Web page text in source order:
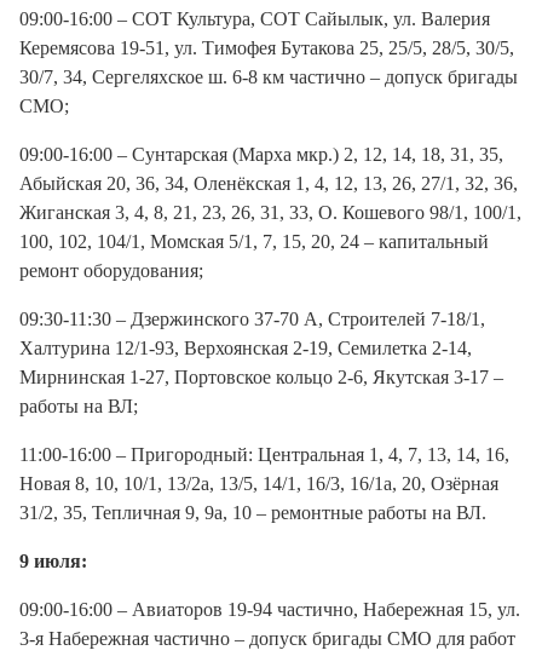
09:00-16:00 – СОТ Культура, СОТ Сайылык, ул. Валерия
Керемясова 19-51, ул. Тимофея Бутакова 25, 25/5, 28/5, 30/5,
30/7, 34, Сергеляхское ш. 6-8 км частично – допуск бригады
СМО;
09:00-16:00 – Сунтарская (Марха мкр.) 2, 12, 14, 18, 31, 35,
Абыйская 20, 36, 34, Оленёкская 1, 4, 12, 13, 26, 27/1, 32, 36,
Жиганская 3, 4, 8, 21, 23, 26, 31, 33, О. Кошевого 98/1, 100/1,
100, 102, 104/1, Момская 5/1, 7, 15, 20, 24 – капитальный
ремонт оборудования;
09:30-11:30 – Дзержинского 37-70 А, Строителей 7-18/1,
Халтурина 12/1-93, Верхоянская 2-19, Семилетка 2-14,
Мирнинская 1-27, Портовское кольцо 2-6, Якутская 3-17 –
работы на ВЛ;
11:00-16:00 – Пригородный: Центральная 1, 4, 7, 13, 14, 16,
Новая 8, 10, 10/1, 13/2а, 13/5, 14/1, 16/3, 16/1а, 20, Озёрная
31/2, 35, Тепличная 9, 9а, 10 – ремонтные работы на ВЛ.
9 июля:
09:00-16:00 – Авиаторов 19-94 частично, Набережная 15, ул.
3-я Набережная частично – допуск бригады СМО для работ